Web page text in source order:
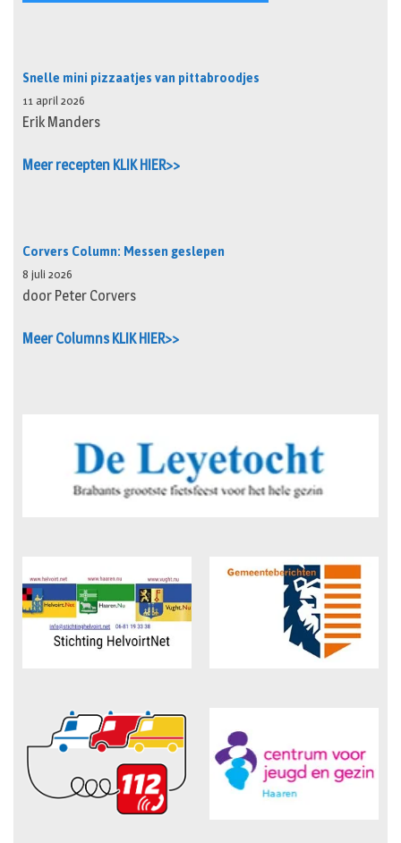
Snelle mini pizzaatjes van pittabroodjes
11 april 2026
Erik Manders
Meer recepten KLIK HIER>>
Corvers Column: Messen geslepen
8 juli 2026
door Peter Corvers
Meer Columns KLIK HIER>>